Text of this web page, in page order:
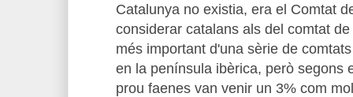
Catalunya no existia, era el Comtat
considerar catalans als del comtat
més important d'una sèrie de
en la península ibèrica, però segons
prou faenes van venir un 3% com